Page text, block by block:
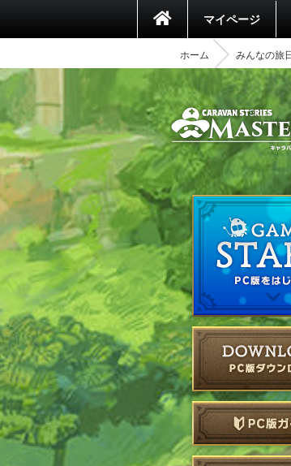
マイページ
ホーム みんなの旅